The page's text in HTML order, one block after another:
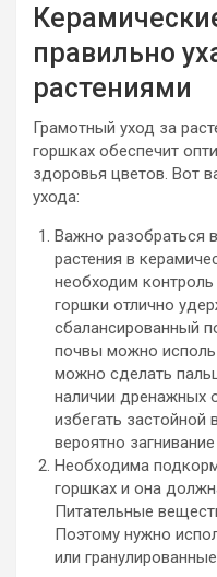
правильно
растениями
Грамотный уход за
горшках обеспечит
здоровья цветов. Вот
ухода:
Важно разобраться
растения в
необходим
горшки отлично
сбалансированный
почвы можно
можно сделать
наличии дренажных
избегать застойной
вероятно
Необходима
горшках и она
Питательные
Поэтому нужно
или